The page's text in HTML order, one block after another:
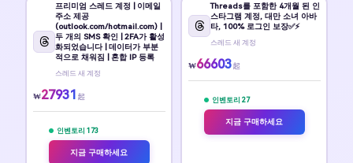
프리미엄 스레드 계정 | 이메일
주소 제공
(outlook.com/hotmail.com) |
두 개의 SMS 확인 | 2FA가 활성
화되었습니다 | 데이터가 부분
적으로 채워짐 | 혼합 IP 등록
스레드 새 계정
₩27931 起
인벤토리 173
지금 구매하세요
Threads를 포함한 4개월 된 인
스타그램 계정, 대만 소녀 아바
타, 100% 로그인 보장✅⚡
스레드 새 계정
₩66603 起
인벤토리 27
지금 구매하세요